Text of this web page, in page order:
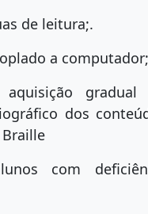
de leitura;.
a
gradual
dos
com